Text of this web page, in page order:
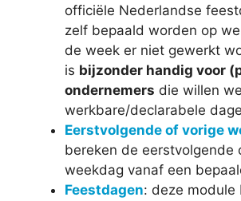
officiële Nederlandse
zelf bepaald worden op
de week er niet gewerkt
is bijzonder handig voor
ondernemers die willen
werkbare/declarabele
Eerstvolgende of vorige
bereken de eerstvolgende
weekdag vanaf een
Feestdagen: deze module